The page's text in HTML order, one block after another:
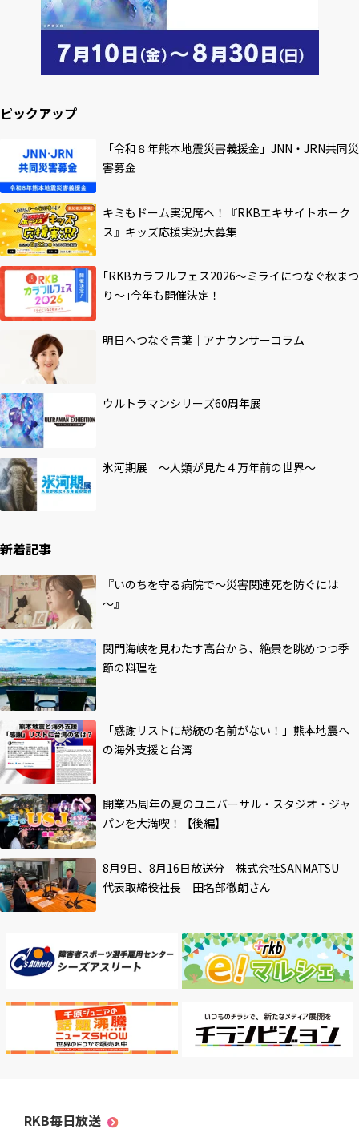
ピックアップ
「令和８年熊本地震災害義援金」JNN・JRN共同災
害募金
キミもドーム実況席へ！『RKBエキサイトホーク
ス』キッズ応援実況大募集
｢RKBカラフルフェス2026～ミライにつなぐ秋まつ
り～｣今年も開催決定！
明日へつなぐ言葉｜アナウンサーコラム
ウルトラマンシリーズ60周年展
氷河期展 ～人類が見た４万年前の世界～
新着記事
『いのちを守る病院で～災害関連死を防ぐには
～』
関門海峡を見わたす高台から、絶景を眺めつつ季
節の料理を
「感謝リストに総統の名前がない！」熊本地震へ
の海外支援と台湾
開業25周年の夏のユニバーサル・スタジオ・ジャ
パンを大満喫！【後編】
8月9日、8月16日放送分 株式会社SANMATSU
代表取締役社長 田名部徹朗さん
RKB毎日放送